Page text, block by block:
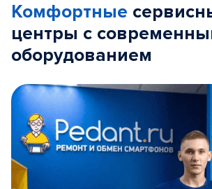
Комфортные
центры с
оборудованием